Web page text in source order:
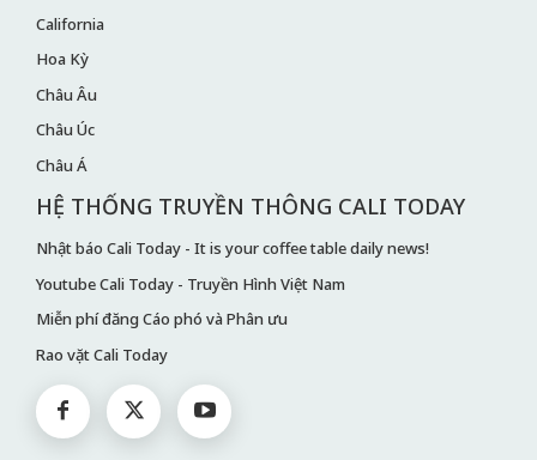
California
Hoa Kỳ
Châu Âu
Châu Úc
Châu Á
HỆ THỐNG TRUYỀN THÔNG CALI TODAY
Nhật báo Cali Today - It is your coffee table daily news!
Youtube Cali Today - Truyền Hình Việt Nam
Miễn phí đăng Cáo phó và Phân ưu
Rao vặt Cali Today